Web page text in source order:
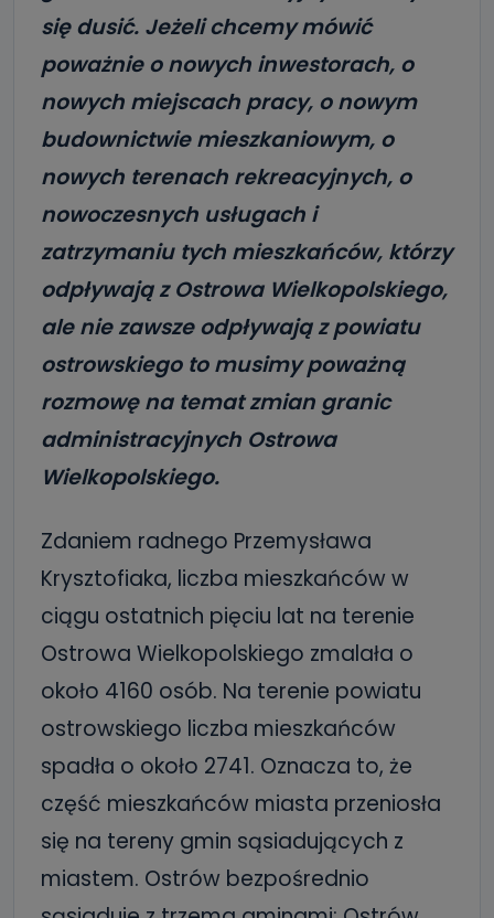
się dusić. Jeżeli chcemy mówić
poważnie o nowych inwestorach, o
nowych miejscach pracy, o nowym
budownictwie mieszkaniowym, o
nowych terenach rekreacyjnych, o
nowoczesnych usługach i
zatrzymaniu tych mieszkańców, którzy
odpływają z Ostrowa Wielkopolskiego,
ale nie zawsze odpływają z powiatu
ostrowskiego to musimy poważną
rozmowę na temat zmian granic
administracyjnych Ostrowa
Wielkopolskiego.
Zdaniem radnego Przemysława
Krysztofiaka, liczba mieszkańców w
ciągu ostatnich pięciu lat na terenie
Ostrowa Wielkopolskiego zmalała o
około 4160 osób. Na terenie powiatu
ostrowskiego liczba mieszkańców
spadła o około 2741. Oznacza to, że
część mieszkańców miasta przeniosła
się na tereny gmin sąsiadujących z
miastem. Ostrów bezpośrednio